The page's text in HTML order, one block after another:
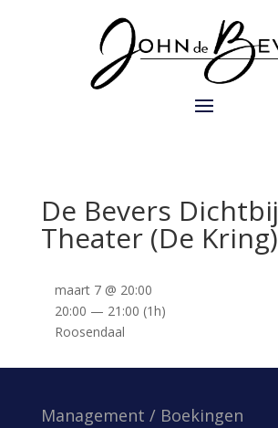
De Bevers Dichtbij
Theater (De Kring)
maart 7 @ 20:00
20:00 — 21:00 (1h)
Roosendaal
Management / Boekingen